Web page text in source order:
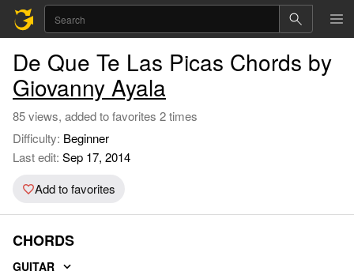
De Que Te Las Picas Chords by
Giovanny Ayala
85 views, added to favorites 2 times
Difficulty: Beginner
Last edit: Sep 17, 2014
Add to favorites
CHORDS
GUITAR